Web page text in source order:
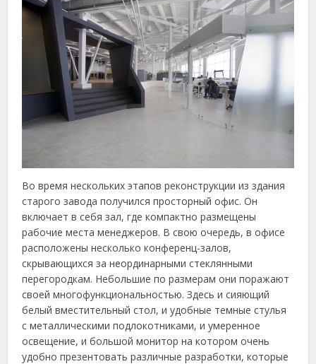
Во время нескольких этапов реконструкции из здания
старого завода получился просторный офис. Он
включает в себя зал, где компактно размещены
рабочие места менеджеров. В свою очередь, в офисе
расположены несколько конференц-залов,
скрывающихся за неординарными стеклянными
перегородкам. Небольшие по размерам они поражают
своей многофункциональностью. Здесь и сияющий
белый вместительный стол, и удобные темные стулья
с металлическими подлокотниками, и умеренное
освещение, и большой монитор на котором очень
удобно презентовать различные разработки, которые